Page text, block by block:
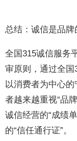
总结：诚信是品
全国315诚信服务
审原则，通过全
以消费者为中心
者越来越重视“品
诚信经营的“成绩
的“信任通行证”。